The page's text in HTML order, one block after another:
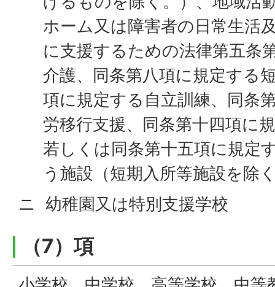
ホーム又は障害者の日常生活
に支援するための法律第五条
介護、同条第八項に規定する
項に規定する自立訓練、同条
労移行支援、同条第十四項に
若しくは同条第十五項に規定
う施設（短期入所等施設を除
ニ 幼稚園又は特別支援学校
（7）項